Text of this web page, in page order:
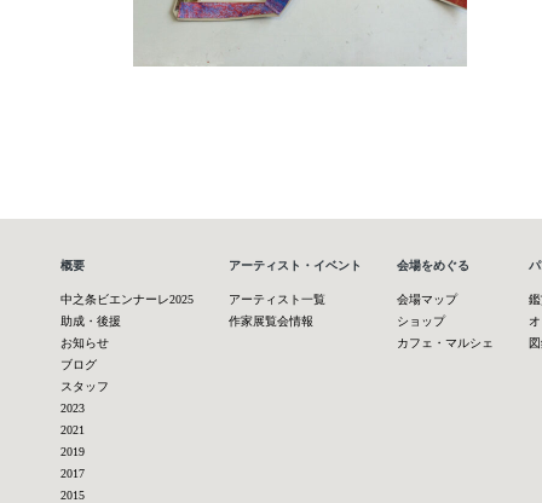
概要
中之条ビエンナーレ2025
助成・後援
お知らせ
ブログ
スタッフ
2023
2021
2019
2017
2015
アーティスト・イベント
アーティスト一覧
作家展覧会情報
会場をめぐる
会場マップ
ショップ
カフェ・マルシェ